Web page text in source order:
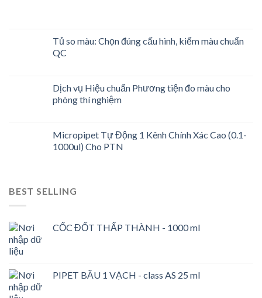
Tủ so màu: Chọn đúng cấu hình, kiểm màu chuẩn
QC
Dịch vụ Hiệu chuẩn Phương tiện đo màu cho
phòng thí nghiệm
Micropipet Tự Động 1 Kênh Chính Xác Cao (0.1-
1000ul) Cho PTN
BEST SELLING
CỐC ĐỐT THẤP THÀNH - 1000 ml
PIPET BẦU 1 VẠCH - class AS 25 ml